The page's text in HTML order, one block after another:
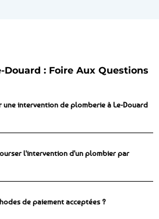
: Foire Aux Questions
intervention de plomberie à Le-Douard
l'intervention d'un plombier par
de paiement acceptées ?